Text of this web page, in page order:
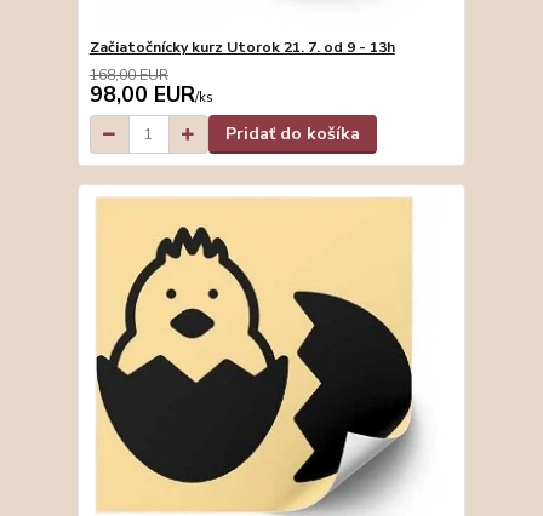
Začiatočnícky kurz Utorok 21. 7. od 9 - 13h
168,00 EUR
98,00 EUR/ks
Pridať do košíka